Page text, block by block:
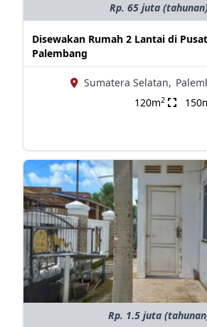
Rp. 65 juta
Disewakan Rumah 2 Lantai di
Palembang
Sumatera Selatan,
120m2
Rp. 1.5 juta